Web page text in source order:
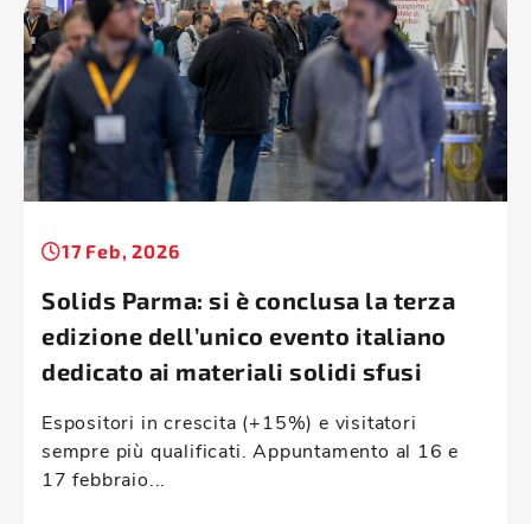
17 Feb, 2026
Solids Parma: si è conclusa la terza
edizione dell’unico evento italiano
dedicato ai materiali solidi sfusi
Espositori in crescita (+15%) e visitatori
sempre più qualificati. Appuntamento al 16 e
17 febbraio...